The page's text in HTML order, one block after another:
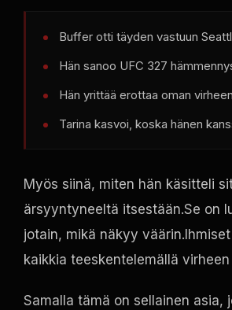
Buffer otti täyden vastuun
Hän sanoo UFC 327
Hän yrittää erottaa oman
Tarina kasvoi, koska hänen
Myös siinä, miten hän käsitteli
ärsyyntyneeltä itsestään.Se on
jotain, mikä näkyy
kaikkia teeskentelemällä
Samalla tämä on sellainen